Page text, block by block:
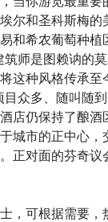
尔和圣科斯梅
和希农葡萄种
师是图赖讷的
这种风格传承
众多、随叫随
店仍保持了酿
城市的正中心
正对面的芬奇
，可根据需要，